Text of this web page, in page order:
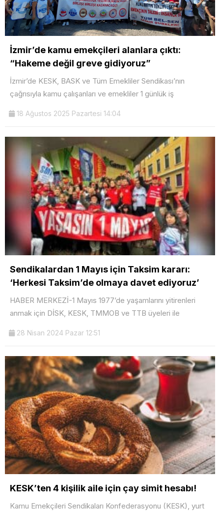
İzmir’de kamu emekçileri alanlara çıktı:
“Hakeme değil greve gidiyoruz”
İzmir’de KESK, BASK ve Tüm Emekliler Sendikası’nın
çağrısıyla kamu çalışanları ve emekliler 1 günlük iş
18 Ağustos 2025 Pazartesi 14:04
Sendikalardan 1 Mayıs için Taksim kararı:
‘Herkesi Taksim’de olmaya davet ediyoruz’
HABER MERKEZİ-1 Mayıs 1977’de yaşamlarını yitirenleri
anmak için DİSK, KESK, TMMOB ve TTB üyeleri ile
28 Nisan 2024 Pazar 12:51
KESK’ten 4 kişilik aile için çay simit hesabı!
Kamu Emekçileri Sendikaları Konfederasyonu (KESK), yurt